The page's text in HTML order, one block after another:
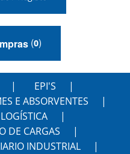
(0)
EPI'S
E ABSORVENTES
DE CARGAS
INDUSTRIAL